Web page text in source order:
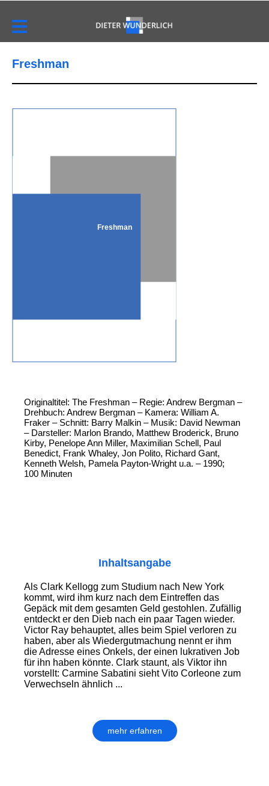
Freshman
Freshman
Originaltitel: The Freshman – Regie: Andrew Bergman –
Drehbuch: Andrew Bergman – Kamera: William A.
Fraker – Schnitt: Barry Malkin – Musik: David Newman
– Darsteller: Marlon Brando, Matthew Broderick, Bruno
Kirby, Penelope Ann Miller, Maximilian Schell, Paul
Benedict, Frank Whaley, Jon Polito, Richard Gant,
Kenneth Welsh, Pamela Payton-Wright u.a. – 1990;
100 Minuten
Inhaltsangabe
Als Clark Kellogg zum Studium nach New York
kommt, wird ihm kurz nach dem Eintreffen das
Gepäck mit dem gesamten Geld gestohlen. Zufällig
entdeckt er den Dieb nach ein paar Tagen wieder.
Victor Ray behauptet, alles beim Spiel verloren zu
haben, aber als Wiedergutmachung nennt er ihm
die Adresse eines Onkels, der einen lukrativen Job
für ihn haben könnte. Clark staunt, als Viktor ihn
vorstellt: Carmine Sabatini sieht Vito Corleone zum
Verwechseln ähnlich ...
mehr erfahren